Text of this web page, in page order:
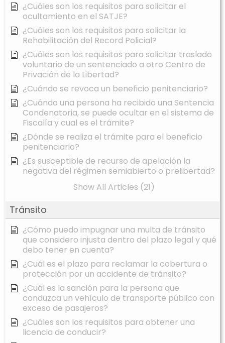
¿Cuáles son los requisitos para solicitar el
ocultamiento en el SATJE?
¿Cuáles son los requisitos para solicitar la
Rehabilitación del Record Policial?
¿Cuáles son los requisitos para solicitar traslado
voluntario de un sentenciado a otro Centro de
Privación de la Libertad?
¿Cuándo se revoca un beneficio penitenciario?
¿Cuándo una persona ha recibido una Sentencia
Condenatoria, se puede ocultar en el sistema de
Fiscalía y cual es el trámite?
¿Dónde se realiza el trámite para el beneficio
penitenciario?
¿Es susceptible de recurso de apelación la
negativa del régimen semiabierto o prelibertad?
Show All Articles (21)
Tránsito
¿Cómo puedo impugnar una multa de tránsito
que considero injusta dentro del plazo legal y qué
debo tener en cuenta?
¿Cuál es el plazo para reclamar la cobertura o
protección por un accidente de tránsito?
¿Cuál es la sanción para la persona que
conduzca un vehículo de transporte público con
exceso de pasajeros?
¿Cuáles son los requisitos para obtener una
licencia de conducir?